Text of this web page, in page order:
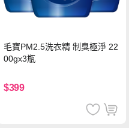
毛寶PM2.5洗衣精 制臭極淨 22
00gx3瓶
$399